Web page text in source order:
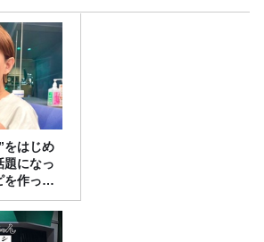
をはじめ
題になっ
を作って